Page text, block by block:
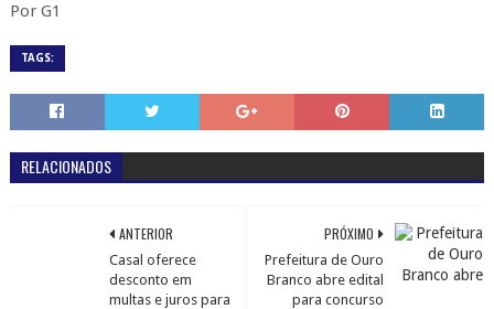
Por G1
TAGS:
RELACIONADOS
PRÓXIMO
Prefeitura de Ouro
Branco abre edital
para concurso
ANTERIOR
Casal oferece
desconto em
multas e juros para